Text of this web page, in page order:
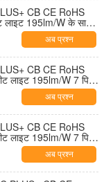
CB CE RoHS
लाइट 195lm/W के साथ
एसपीडी टूल-फ्री
अब प्रश्न
CB CE RoHS
लाइट 195lm/W 7 पिन
के साथ टूल-फ्री
अब प्रश्न
CB CE RoHS
लाइट 195lm/W 7 पिन
के साथ टूल-फ्री
अब प्रश्न